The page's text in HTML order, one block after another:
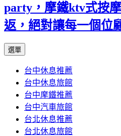
party，摩鐵ktv式按
返，絕對讓每一個位
選單
內
容
台中休息推薦
台中休息旅館
台中摩鐵推薦
台中汽車旅館
台北休息推薦
台北休息旅館